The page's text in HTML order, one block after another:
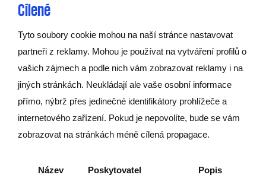
Cílené
Tyto soubory cookie mohou na naší stránce nastavovat
partneři z reklamy. Mohou je používat na vytváření profilů o
vašich zájmech a podle nich vám zobrazovat reklamy i na
jiných stránkách. Neukládají ale vaše osobní informace
přímo, nýbrž přes jedinečné identifikátory prohlížeče a
internetového zařízení. Pokud je nepovolíte, bude se vám
zobrazovat na stránkách méně cílená propagace.
Název Poskytovatel Popis